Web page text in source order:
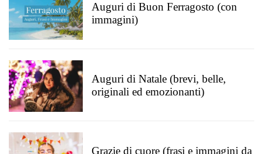
Auguri di Buon Ferragosto (con
immagini)
Auguri di Natale (brevi, belle,
originali ed emozionanti)
Grazie di cuore (frasi e immagini da